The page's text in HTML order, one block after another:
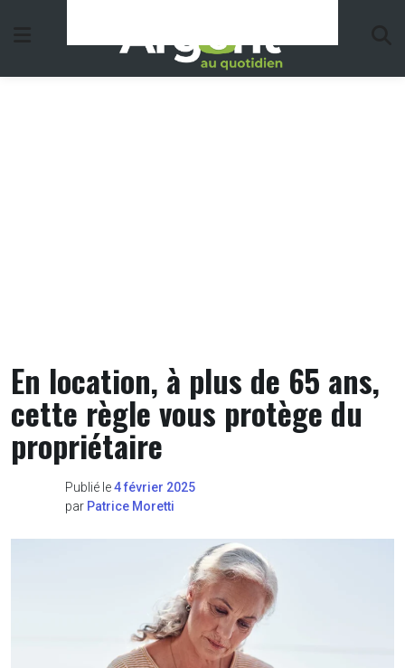
En location, à plus de 65 ans,
cette règle vous protège du
propriétaire
Publié le4 février 2025
par Patrice Moretti